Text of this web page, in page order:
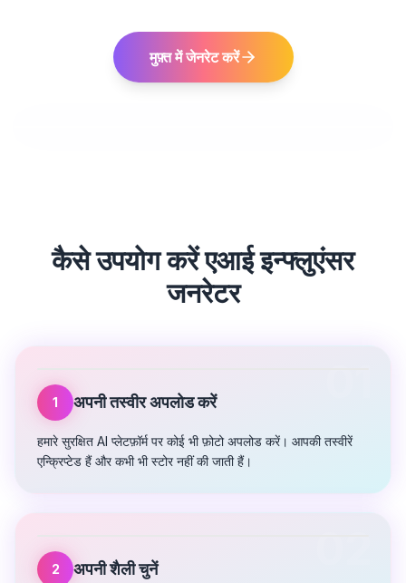
मुफ़्त में जेनरेट करें
कैसे उपयोग करेंएआई इन्फ्लुएंसर
जनरेटर
1 अपनी तस्वीर अपलोड करें
हमारे सुरक्षित AI प्लेटफ़ॉर्म पर कोई भी फ़ोटो अपलोड करें। आपकी तस्वीरें
एन्क्रिप्टेड हैं और कभी भी स्टोर नहीं की जाती हैं।
2 अपनी शैली चुनें